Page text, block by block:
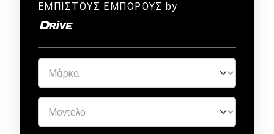
ΕΜΠΙΣΤΟΥΣ ΕΜΠΟΡΟΥΣ by